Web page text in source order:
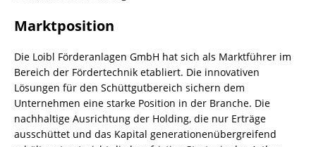
Marktposition
Die Loibl Förderanlagen GmbH hat sich als Marktführer im
Bereich der Fördertechnik etabliert. Die innovativen
Lösungen für den Schüttgutbereich sichern dem
Unternehmen eine starke Position in der Branche. Die
nachhaltige Ausrichtung der Holding, die nur Erträge
ausschüttet und das Kapital generationenübergreifend